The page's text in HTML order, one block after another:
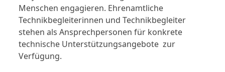
Menschen engagieren. Ehrenamtliche
Technikbegleiterinnen und Technikbegleiter
stehen als Ansprechpersonen für konkrete
technische Unterstützungsangebote zur
Verfügung.